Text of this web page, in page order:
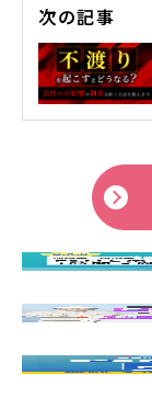
次の記事